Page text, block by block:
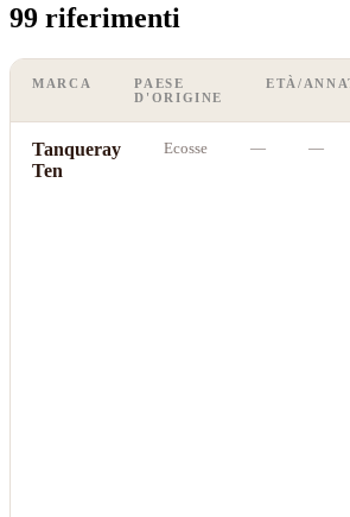
99 riferimenti
MARCA
PAESE
D'ORIGINE
ETÀ/
Tanqueray
Ten
Ecosse — —